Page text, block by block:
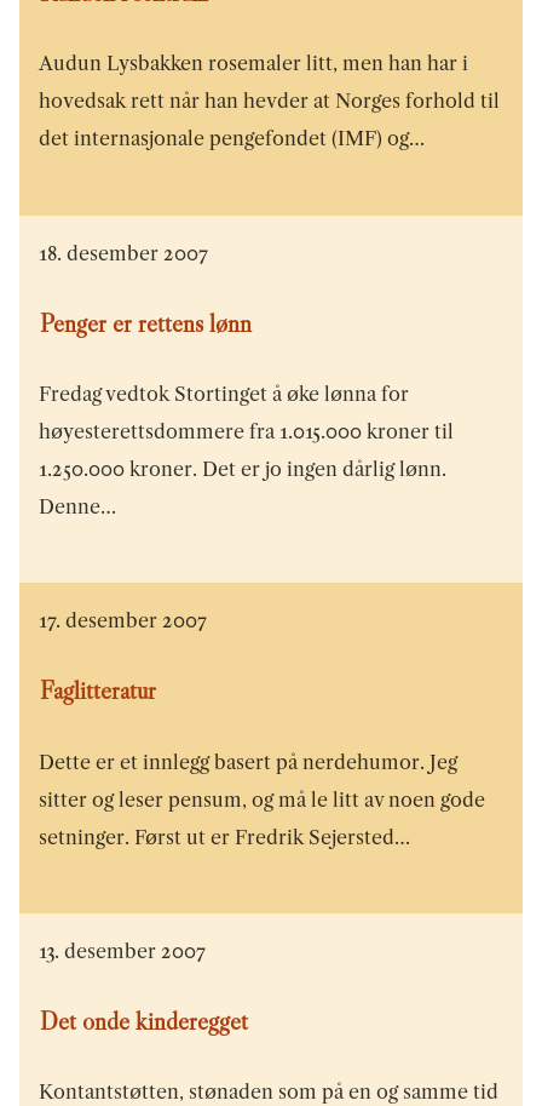
Audun Lysbakken rosemaler litt, men han har i
hovedsak rett når han hevder at Norges forhold til
det internasjonale pengefondet (IMF) og…
18. desember 2007
Penger er rettens lønn
Fredag vedtok Stortinget å øke lønna for
høyesterettsdommere fra 1.015.000 kroner til
1.250.000 kroner. Det er jo ingen dårlig lønn.
Denne…
17. desember 2007
Faglitteratur
Dette er et innlegg basert på nerdehumor. Jeg
sitter og leser pensum, og må le litt av noen gode
setninger. Først ut er Fredrik Sejersted…
13. desember 2007
Det onde kinderegget
Kontantstøtten, stønaden som på en og samme tid